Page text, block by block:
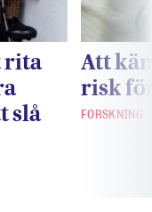
rita
slå
Att
risk
FORSKNING